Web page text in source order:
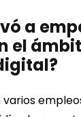
a
el